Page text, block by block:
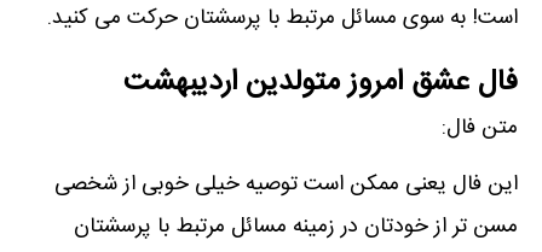
است! به سوی مسائل مرتبط با پرسشتان حرکت می کنید.
فال عشق امروز متولدین اردیبهشت
متن فال:
این فال یعنی ممکن است توصیه خیلی خوبی از شخصی
مسن تر از خودتان در زمینه مسائل مرتبط با پرسشتان